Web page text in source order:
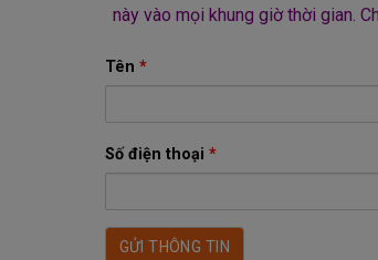
này vào mọi khung giờ thời gian.
Tên *
Số điện thoại *